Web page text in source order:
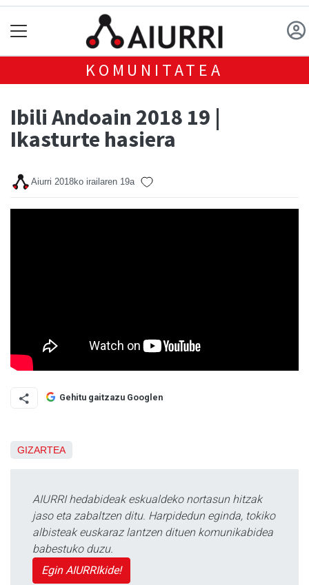
KOMUNITATEA
Ibili Andoain 2018 19 |
Ikasturte hasiera
Aiurri 2018ko irailaren 19a
Gehitu gaitzazu Googlen
GIZARTEA
AIURRI hedabideak eskualdeko nortasun hitzak
jaso eta zabaltzen ditu. Harpidedun eginda, tokiko
albisteak euskaraz lantzen dituen komunikabidea
babestuko duzu.
Egin AIURRIkide!